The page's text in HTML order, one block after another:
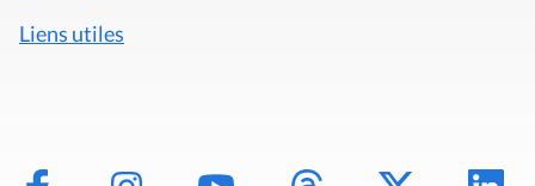
Liens utiles